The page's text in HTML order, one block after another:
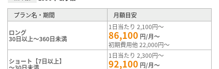
プラン名・期間 月額目安
ロング
30日以上～360日未満
1日当たり 2,100円～
86,100 円/月～
初期費用他 22,000円～
ショート【7日以上】
～30日未満
1日当たり 2,300円～
92,100 円/月～